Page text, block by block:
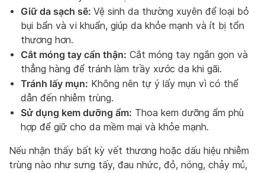
Giữ da sạch sẽ: Vệ sinh da thường xuyên để loại bỏ
bụi bẩn và vi khuẩn, giúp da khỏe mạnh và ít bị tổn
thương hơn.
Cắt móng tay cẩn thận: Cắt móng tay ngắn gọn và
thẳng hàng để tránh làm trầy xước da khi gãi.
Tránh lấy mụn: Không nên tự ý lấy mụn vì có thể
dẫn đến nhiễm trùng.
Sử dụng kem dưỡng ẩm: Thoa kem dưỡng ẩm phù
hợp để giữ cho da mềm mại và khỏe mạnh.
Nếu nhận thấy bất kỳ vết thương hoặc dấu hiệu nhiễm
trùng nào như sưng tấy, đau nhức, đỏ, nóng, chảy mủ,